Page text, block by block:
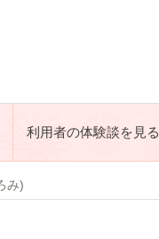
利用者の体験談を見る
み)